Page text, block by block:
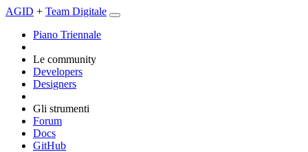
AGID + Team Digitale
Piano Triennale
Le community
Developers
Designers
Gli strumenti
Forum
Docs
GitHub